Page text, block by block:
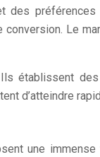
préférences
Le
établissent
d’atteindre
une